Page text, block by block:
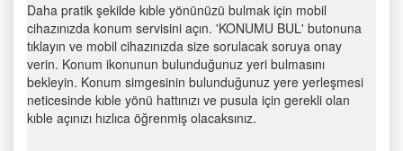
Daha pratik şekilde kıble yönünüzü bulmak için mobil
cihazınızda konum servisini açın. 'KONUMU BUL' butonuna
tıklayın ve mobil cihazınızda size sorulacak soruya onay
verin. Konum ikonunun bulunduğunuz yeri bulmasını
bekleyin. Konum simgesinin bulunduğunuz yere yerleşmesi
neticesinde kıble yönü hattınızı ve pusula için gerekli olan
kıble açınızı hızlıca öğrenmiş olacaksınız.